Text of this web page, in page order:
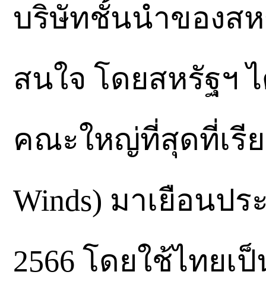
บริษัทชั้นนำของส
สนใจ โดยสหรัฐฯ
คณะใหญ่ที่สุดที่เรีย
Winds) มาเยือนป
2566 โดยใช้ไทยเ